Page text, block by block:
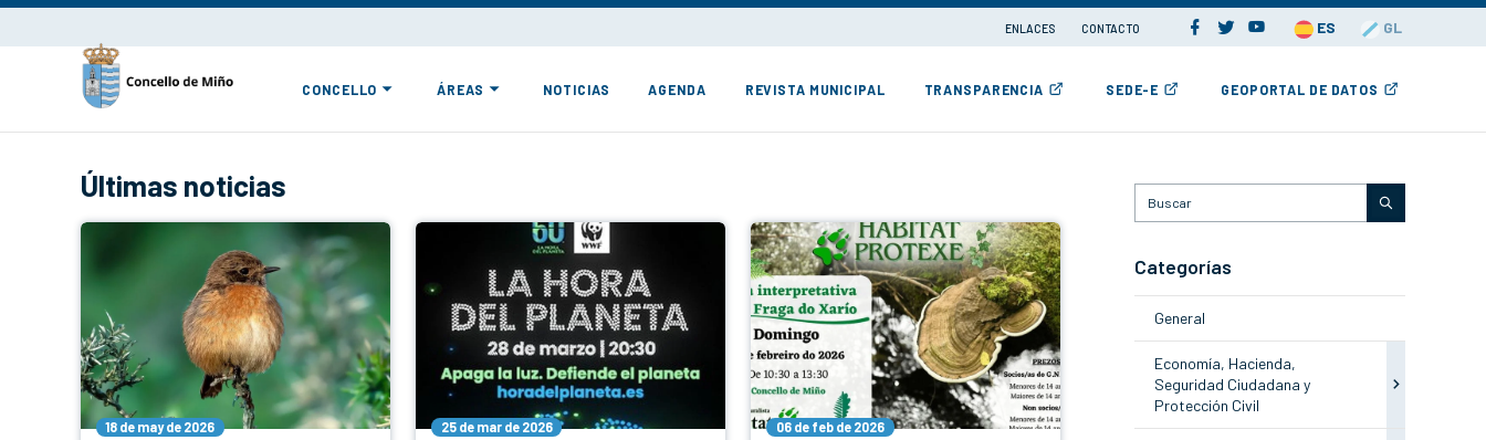
ENLACES CONTACTO ES GL
CONCELLO ÁREAS NOTICIAS AGENDA REVISTA MUNICIPAL TRANSPARENCIA SEDE-E GEOPORTAL DE DATOS
Últimas noticias
18 de may de 2026 25 de mar de 2026 06 de feb de 2026
Categorías
General
Economía, Hacienda,
Seguridad Ciudadana y
Protección Civil